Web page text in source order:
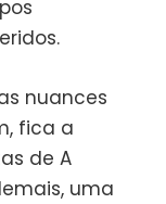
nuances
fica a
de A
uma